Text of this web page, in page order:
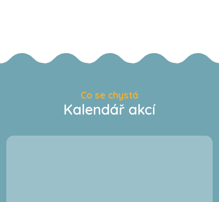
Co se chystá
Kalendář akcí